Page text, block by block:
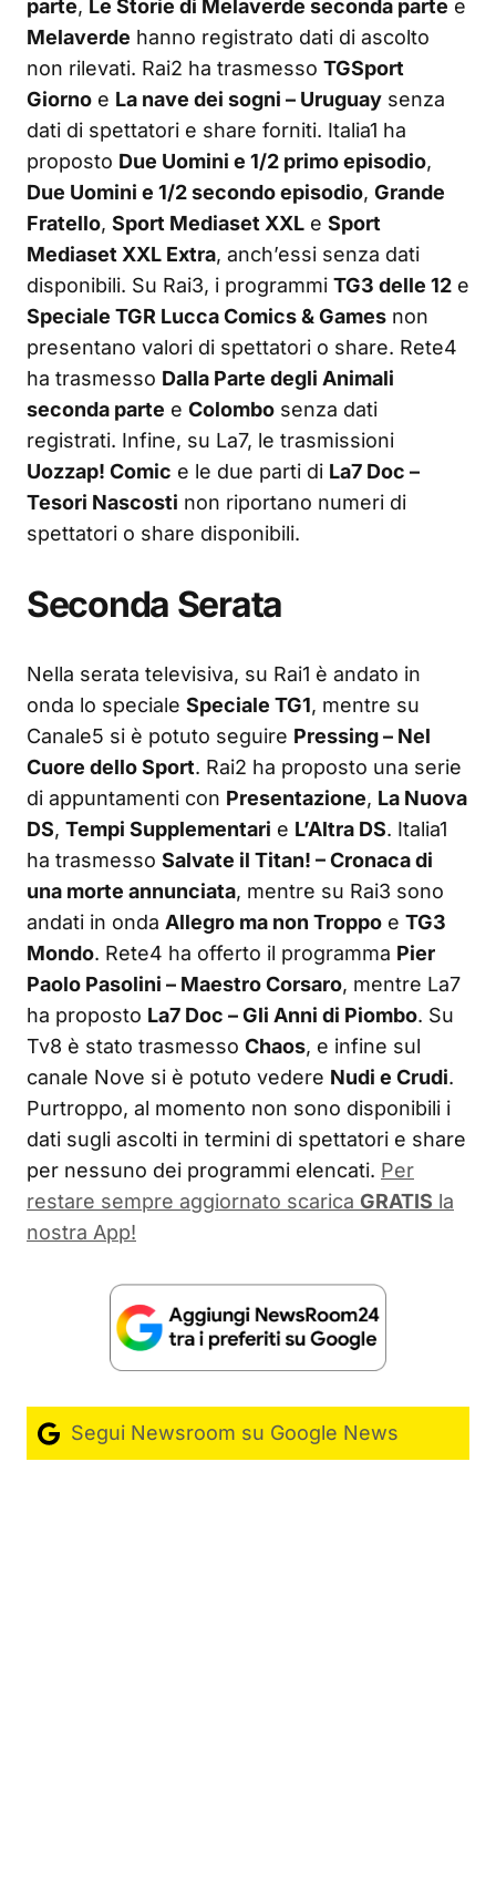
parte, Le Storie di Melaverde seconda parte e
Melaverde hanno registrato dati di ascolto
non rilevati. Rai2 ha trasmesso TGSport
Giorno e La nave dei sogni – Uruguay senza
dati di spettatori e share forniti. Italia1 ha
proposto Due Uomini e 1/2 primo episodio,
Due Uomini e 1/2 secondo episodio, Grande
Fratello, Sport Mediaset XXL e Sport
Mediaset XXL Extra, anch’essi senza dati
disponibili. Su Rai3, i programmi TG3 delle 12 e
Speciale TGR Lucca Comics & Games non
presentano valori di spettatori o share. Rete4
ha trasmesso Dalla Parte degli Animali
seconda parte e Colombo senza dati
registrati. Infine, su La7, le trasmissioni
Uozzap! Comic e le due parti di La7 Doc –
Tesori Nascosti non riportano numeri di
spettatori o share disponibili.
Seconda Serata
Nella serata televisiva, su Rai1 è andato in
onda lo speciale Speciale TG1, mentre su
Canale5 si è potuto seguire Pressing – Nel
Cuore dello Sport. Rai2 ha proposto una serie
di appuntamenti con Presentazione, La Nuova
DS, Tempi Supplementari e L’Altra DS. Italia1
ha trasmesso Salvate il Titan! – Cronaca di
una morte annunciata, mentre su Rai3 sono
andati in onda Allegro ma non Troppo e TG3
Mondo. Rete4 ha offerto il programma Pier
Paolo Pasolini – Maestro Corsaro, mentre La7
ha proposto La7 Doc – Gli Anni di Piombo. Su
Tv8 è stato trasmesso Chaos, e infine sul
canale Nove si è potuto vedere Nudi e Crudi.
Purtroppo, al momento non sono disponibili i
dati sugli ascolti in termini di spettatori e share
per nessuno dei programmi elencati. Per
restare sempre aggiornato scarica GRATIS la
nostra App!
Segui Newsroom su Google News